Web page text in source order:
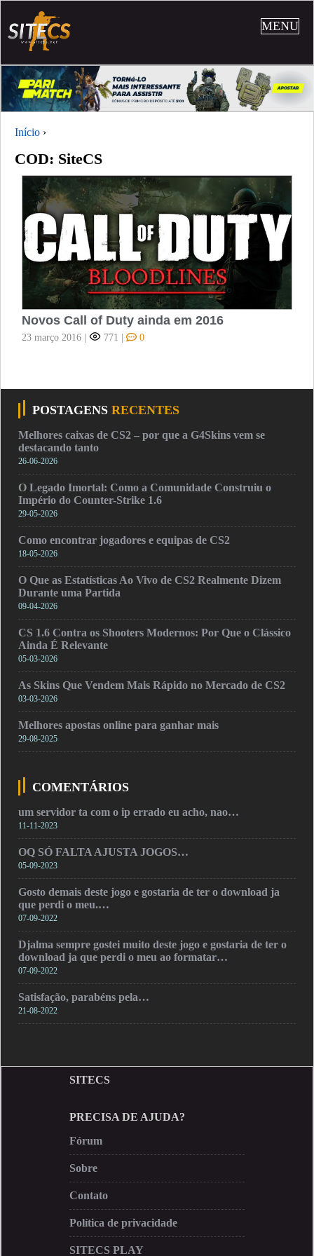
MENU
Início ›
COD: SiteCS
Novos Call of Duty ainda em 2016
23 março 2016 | 771 | 0
POSTAGENS RECENTES
Melhores caixas de CS2 – por que a G4Skins vem se
destacando tanto
26-06-2026
O Legado Imortal: Como a Comunidade Construiu o
Império do Counter-Strike 1.6
29-05-2026
Como encontrar jogadores e equipas de CS2
18-05-2026
O Que as Estatísticas Ao Vivo de CS2 Realmente Dizem
Durante uma Partida
09-04-2026
CS 1.6 Contra os Shooters Modernos: Por Que o Clássico
Ainda É Relevante
05-03-2026
As Skins Que Vendem Mais Rápido no Mercado de CS2
03-03-2026
Melhores apostas online para ganhar mais
29-08-2025
COMENTÁRIOS
um servidor ta com o ip errado eu acho, nao…
11-11-2023
OQ SÓ FALTA AJUSTA JOGOS…
05-09-2023
Gosto demais deste jogo e gostaria de ter o download ja
que perdi o meu.…
07-09-2022
Djalma sempre gostei muito deste jogo e gostaria de ter o
download ja que perdi o meu ao formatar…
07-09-2022
Satisfação, parabéns pela…
21-08-2022
SITECS
PRECISA DE AJUDA?
Fórum
Sobre
Contato
Política de privacidade
SITECS PLAY